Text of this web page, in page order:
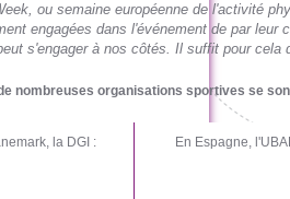
ou semaine européenne de l'activité
engagées dans l'événement de par
s'engager à nos côtés. Il suffit pour cela
nombreuses organisations sportives se
la DGI : En Espagne,